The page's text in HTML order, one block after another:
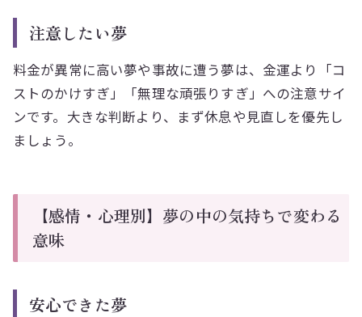
注意したい夢
料金が異常に高い夢や事故に遭う夢は、金運より「コ
ストのかけすぎ」「無理な頑張りすぎ」への注意サイ
ンです。大きな判断より、まず休息や見直しを優先し
ましょう。
【感情・心理別】夢の中の気持ちで変わる
意味
安心できた夢